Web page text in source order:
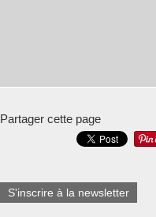
Partager cette page
S'inscrire à la newsletter